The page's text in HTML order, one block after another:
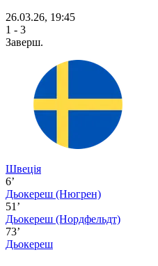
26.03.26, 19:45
1 - 3
Заверш.
Швеція
6’
Дьокереш (Нюгрен)
51’
Дьокереш (Нордфельдт)
73’
Дьокереш